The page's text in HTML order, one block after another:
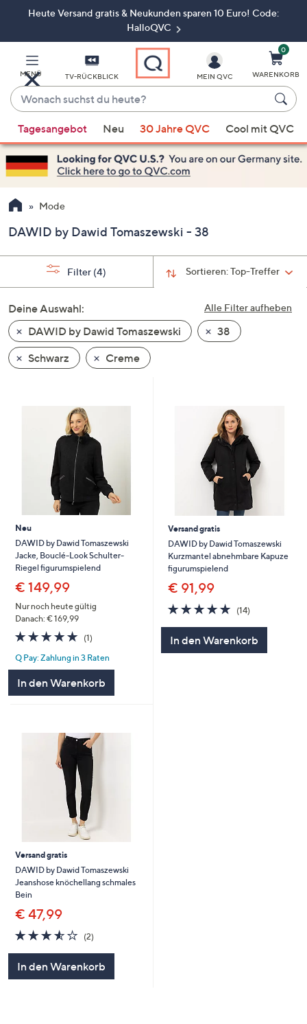
ZumHeute Versand gratis & Neukunden sparen 10 Euro! Code:
HalloQVC
MENÜ TV-RÜCKBLICK
Wonach
suchst
du
heute?
Vorschläge
verfügbar
sind,
verwenden
Sie
Pfeiltasten
nach
und
nach
unten
oder
wischen
Sie
diese
anzuzeigen.
MEIN QVC
0
WARENKORB
Tagesangebot Neu 30 Jahre QVC Cool mit QVC
Mode
DAWID by Dawid Tomaszewski - 38
Sortieren:Top-Treffer
Filter (4)
Alle Filter aufheben
Deine Auswahl:
DAWID by Dawid Tomaszewski
38
Schwarz
Creme
Neu
DAWID by Dawid Tomaszewski
Jacke, Bouclé-Look Schulter-
Riegel figurumspielend
€ 149,99
Nur noch heute gültig
Danach: € 169,99
5.0
von
5
(1)1
Q Pay: Zahlung in 3 Raten
In den Warenkorb
Versand gratis
DAWID by Dawid Tomaszewski
Kurzmantel abnehmbare Kapuze
figurumspielend
€ 91,99
4.8
von
(14)14
In den Warenkorb
Versand gratis
DAWID by Dawid Tomaszewski
Jeanshose knöchellang schmales
Bein
€ 47,99
3.5
von
(2)2
In den Warenkorb